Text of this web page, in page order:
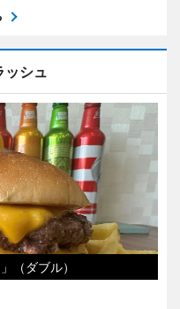
ッシュ
（ダブル）